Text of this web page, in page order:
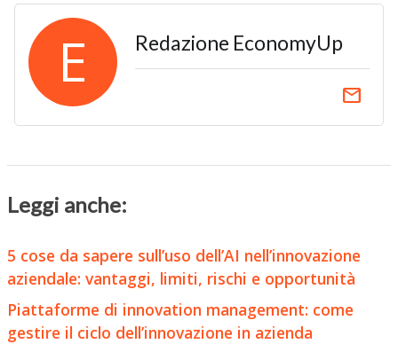
E Redazione EconomyUp
email
Leggi anche:
5 cose da sapere sull’uso dell’AI nell’innovazione
aziendale: vantaggi, limiti, rischi e opportunità
Piattaforme di innovation management: come
gestire il ciclo dell’innovazione in azienda